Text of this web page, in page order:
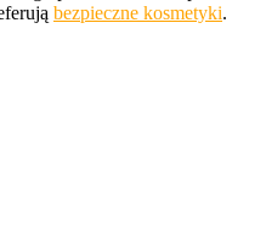
bezpieczne kosmetyki.